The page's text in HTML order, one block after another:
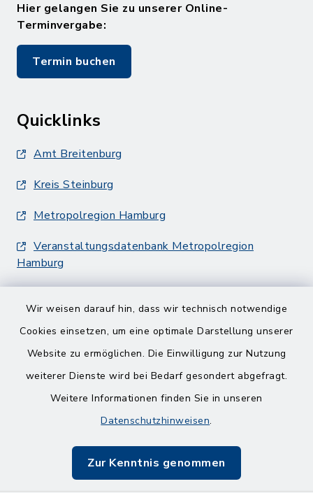
Wir weisen darauf hin, dass wir technisch notwendige
Cookies einsetzen, um eine optimale Darstellung unserer
Website zu ermöglichen. Die Einwilligung zur Nutzung
weiterer Dienste wird bei Bedarf gesondert abgefragt.
Weitere Informationen finden Sie in unseren
Datenschutzhinweisen.
Zur Kenntnis genommen
Hier gelangen Sie zu unserer Online-
Terminvergabe:
Termin buchen
Quicklinks
Amt Breitenburg
Kreis Steinburg
Metropolregion Hamburg
Veranstaltungsdatenbank Metropolregion
Hamburg
Barrierefreiheit
Impressum